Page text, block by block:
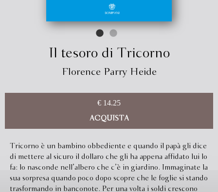
Il tesoro di Tricorno
Florence Parry Heide
€ 14.25
ACQUISTA
Tricorno è un bambino obbediente e quando il papà gli dice
di mettere al sicuro il dollaro che gli ha appena affidato lui lo
fa: lo nasconde nell’albero che c’è in giardino. Immaginate la
sua sorpresa quando poco dopo scopre che le foglie si stando
trasformando in banconote. Per una volta i soldi crescono